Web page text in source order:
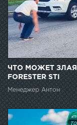
ЧТО МОЖЕТ ЗЛАЯ
FORESTER STI
Менеджер Антон